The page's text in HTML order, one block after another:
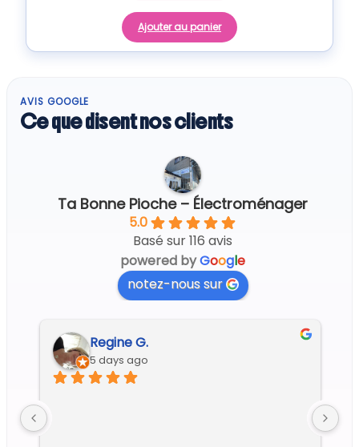
Ajouter au panier
AVIS GOOGLE
Ce que disent nos clients
Ta Bonne Pioche – Électroménager
5.0
Basé sur 116 avis
powered byGoogle
notez-nous sur
Regine G.
5 days ago